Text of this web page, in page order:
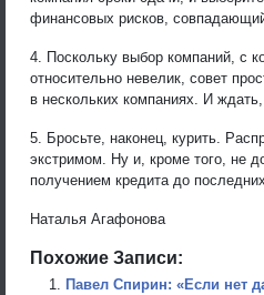
финансовых рисков,
4. Поскольку выбор компаний, с
относительно невелик, совет
в нескольких компаниях. И
5. Бросьте, наконец, курить.
экстримом. Ну и, кроме того, не
получением кредита до
Наталья Агафонова
Похожие Записи:
Павел Спирин: «Если нет